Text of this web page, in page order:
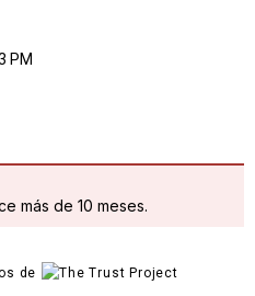
PM
más de 10 meses.
de